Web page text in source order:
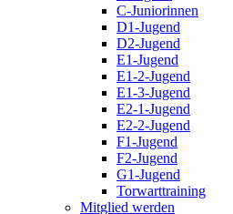
C-Juniorinnen
D1-Jugend
D2-Jugend
E1-Jugend
E1-2-Jugend
E1-3-Jugend
E2-1-Jugend
E2-2-Jugend
F1-Jugend
F2-Jugend
G1-Jugend
Torwarttraining
Mitglied werden